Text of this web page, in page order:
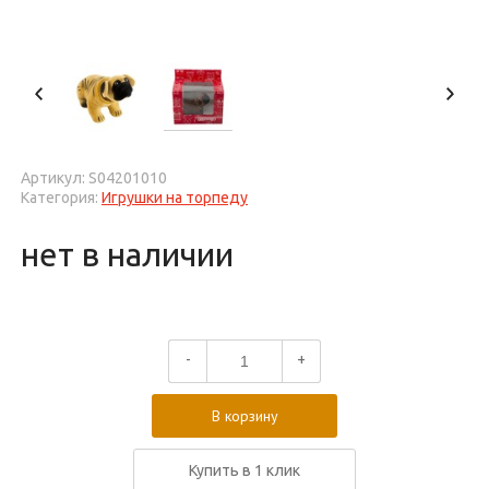
Артикул: S04201010
Категория: Игрушки на торпеду
нет в наличии
- +
В корзину
Купить в 1 клик